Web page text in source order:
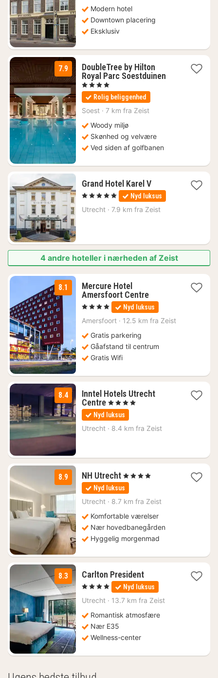
Modern hotel
Downtown placering
Eksklusiv
7.9
DoubleTree by Hilton
Royal Parc Soestduinen1
, 4 Stjerner
Rolig beliggenhed
Soest · 7 km fra Zeist
Woody miljø
Skønhed og velvære
Ved siden af golfbanen
Grand Hotel Karel V1
nat
fra
1399
, 5 Stjerner Nyd luksus
Utrecht · 7.9 km fra Zeist
4 andre hoteller i nærheden af Zeist
8.1
Mercure Hotel
Amersfoort Centre1
nat
fra
1047
, 4 Stjerner Nyd luksus
Amersfoort · 12.5 km fra Zeist
Gratis parkering
Gåafstand til centrum
Gratis Wifi
8.4
Inntel Hotels Utrecht
Centre1
nat
fra
905
, 4 Stjerner
Nyd luksus
Utrecht · 8.4 km fra Zeist
8.9 NH Utrecht2
nætter
fra
1061
, 4 Stjerner
Nyd luksus
Utrecht · 8.7 km fra Zeist
Komfortable værelser
Nær hovedbanegården
Hyggelig morgenmad
8.3 Carlton President1
nat
fra
987
, 4 Stjerner Nyd luksus
Utrecht · 13.7 km fra Zeist
Romantisk atmosfære
Nær E35
Wellness-center